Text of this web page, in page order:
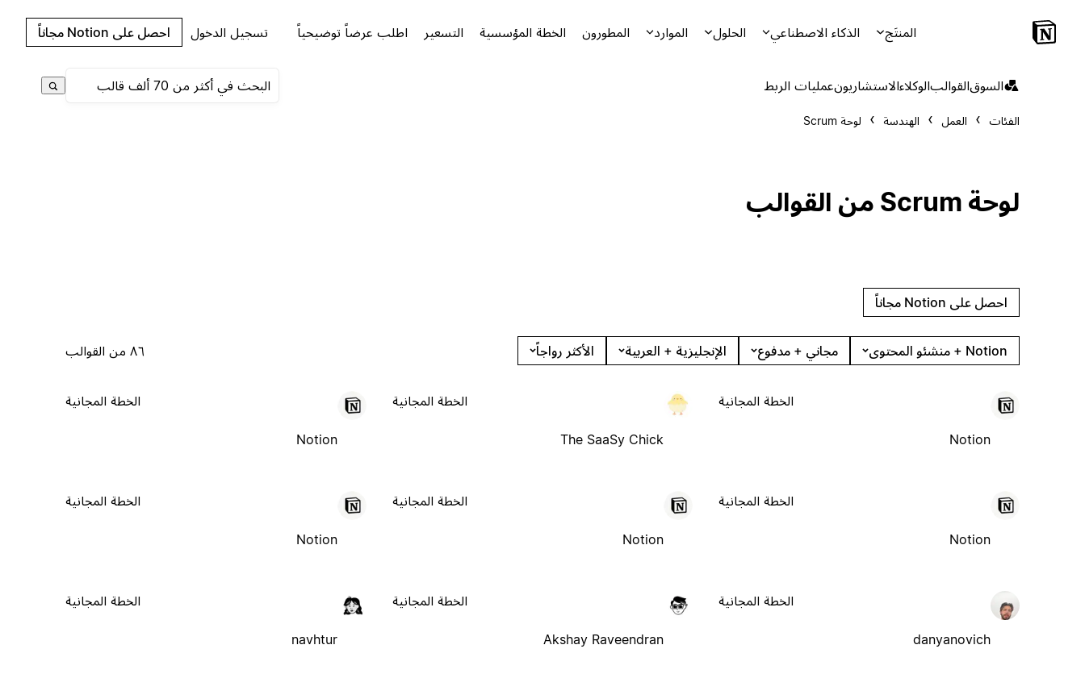
المنتَج الذكاء الاصطناعي الحلول الموارد المطورون الخطة المؤسسية التسعير اطلب عرضاً توضيحياً تسجيل الدخول احصل على Notion مجاناً
السوقالقوالبالوكلاءالاستشاريونعمليات الربط
الفئات العمل الهندسة لوحة Scrum
لوحة Scrum من القوالب
احصل على Notion مجاناً
Notion + منشئو المحتوى مجاني + مدفوع الإنجليزية + العربية الأكثر رواجاً ٨٦ من القوالب
Notion
الخطة المجانية
The SaaSy Chick
الخطة المجانية
Notion
الخطة المجانية
Notion
الخطة المجانية
Notion
الخطة المجانية
Notion
الخطة المجانية
danyanovich
الخطة المجانية
Akshay Raveendran
الخطة المجانية
navhtur
الخطة المجانية